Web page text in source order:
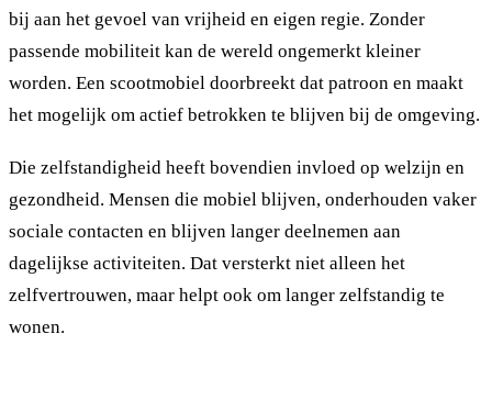
bij aan het gevoel van vrijheid en eigen regie. Zonder
passende mobiliteit kan de wereld ongemerkt kleiner
worden. Een scootmobiel doorbreekt dat patroon en maakt
het mogelijk om actief betrokken te blijven bij de omgeving.
Die zelfstandigheid heeft bovendien invloed op welzijn en
gezondheid. Mensen die mobiel blijven, onderhouden vaker
sociale contacten en blijven langer deelnemen aan
dagelijkse activiteiten. Dat versterkt niet alleen het
zelfvertrouwen, maar helpt ook om langer zelfstandig te
wonen.